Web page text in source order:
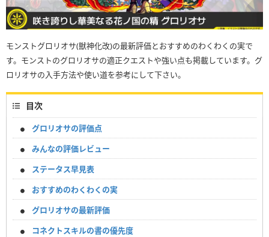
モンストグロリオサ(獣神化改)の最新評価とおすすめのわくわくの実で
す。モンストのグロリオサの適正クエストや強い点も掲載しています。グ
ロリオサの入手方法や使い道を参考にして下さい。
目次
グロリオサの評価点
みんなの評価レビュー
ステータス早見表
おすすめのわくわくの実
グロリオサの最新評価
コネクトスキルの書の優先度